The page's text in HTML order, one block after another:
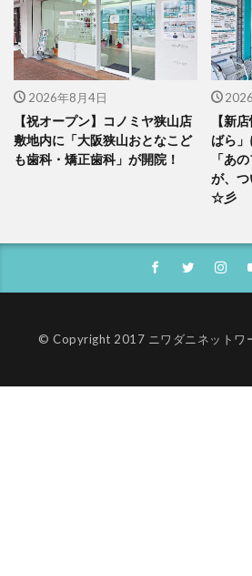
2026年8月4日
【祝オープン】コノミヤ狭山店
敷地内に「大阪狭山おとなこど
も歯科・矯正歯科」が開院！
【新
ばら
「あ
が、
☆彡
© Copyright 2017 ニワダニネットワ